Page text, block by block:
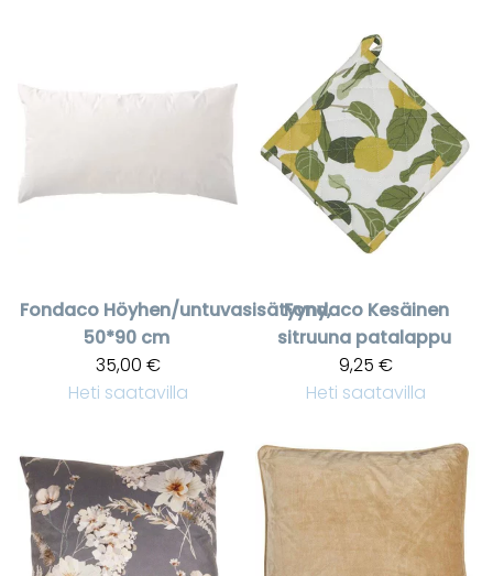
Fondaco Höyhen/untuvasisätyyny,
50*90 cm
35,00 €
Heti saatavilla
Fondaco Kesäinen
sitruuna patalappu
9,25 €
Heti saatavilla